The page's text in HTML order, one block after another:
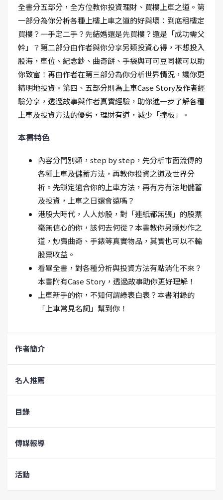
全書分五部分，全方位教你投資理財、買樓上車之道。第
一部分為你分析各種上樓上車之道的好與壞：到底租樓定
買樓？一手定二手？先結婚還是先買樓？還是「成功需父
幹」？第二部分由作者與你分享另類投資心得，不想投入
股海，車位、紀念鈔、曲奇餅、手袋與可可豆同樣可以助
你致富！再由作者在第三部分為你分析世界情況，讓你更
精明地投資。第四、五部分則為上車Case Story及作者經
驗分享，透過故事與作者真實經驗，助你進一步了解各種
上車及投資方法的優劣，理財有道，減少「撞板」。
本書特色
內容分門別類，step by step，先分析市面流傳的
各種上車及儲蓄方法，再教你投資之道及世界分
析。先鎖定適合你的上車方法，再有方有法地儲蓄
及投資，上車之日還會遠嗎？
港股大時代，人人炒股，對「連紙都無張」的股票
毫無信心的你，該何去何從？本書教你另類炒作之
道，炒賣曲奇、手錶等真實物品，其實也可以不輸
股票收益。
看畢全書，對各種分析與投資方法有點消化不來？
本書附有Case Story，透過故事助你更好理解！
上車新手的你，不知何謂綠表白表？本書附錄的
「上車常見名詞」幫到你！
作者簡介
名人推薦
目錄
傳媒報導
活動